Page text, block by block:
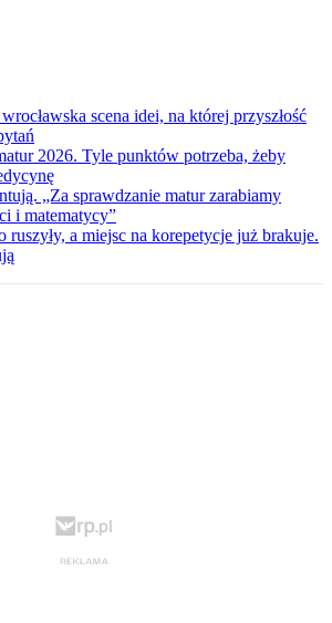
scena idei, na której przyszłość
2026. Tyle punktów potrzeba, żeby
„Za sprawdzanie matur zarabiamy
i matematycy”
ruszyły, a miejsc na korepetycje już brakuje.